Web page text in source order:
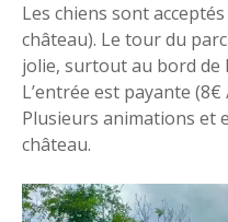
Les chiens sont
château). Le tour du
jolie, surtout au bord de
L’entrée est payante
Plusieurs animations et
château.